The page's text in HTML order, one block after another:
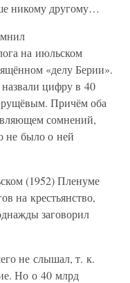
никому другому…
на июльском
«делу Берии».
цифру в 40
Причём оба
сомнений,
не было о ней
(1952) Пленуме
на крестьянство,
заговорил
не слышал, т. к.
Но о 40 млрд